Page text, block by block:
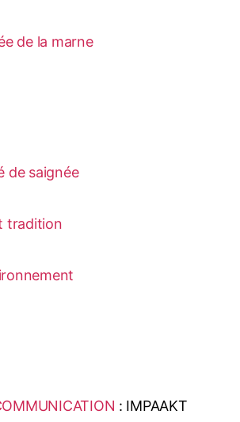
de la marne
de saignée
tradition
: IMPAAKT